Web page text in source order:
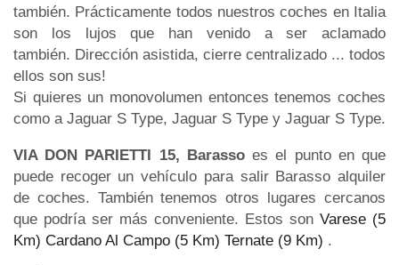
también. Prácticamente todos nuestros coches en Italia
son los lujos que han venido a ser aclamado
también. Dirección asistida, cierre centralizado ... todos
ellos son sus!
Si quieres un monovolumen entonces tenemos coches
como a Jaguar S Type, Jaguar S Type y Jaguar S Type.
VIA DON PARIETTI 15, Barassoes el punto en que
puede recoger un vehículo para salir Barasso alquiler
de coches. También tenemos otros lugares cercanos
que podría ser más conveniente. Estos son Varese (5
Km) Cardano Al Campo (5 Km) Ternate (9 Km) .